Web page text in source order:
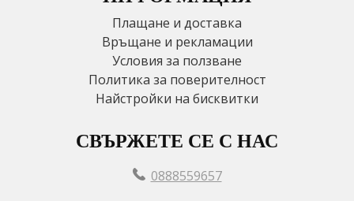
Плащане и доставка
Връщане и рекламации
Условия за ползване
Политика за поверителност
Найстройки на бисквитки
СВЪРЖЕТЕ СЕ С НАС
0888559657